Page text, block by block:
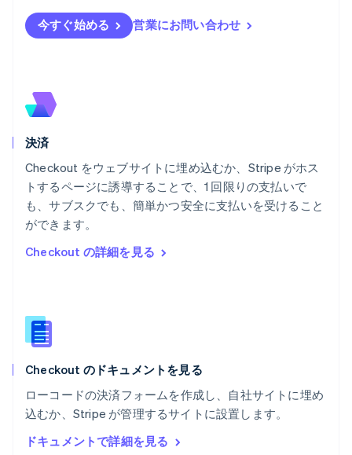
今すぐ始める 営業にお問い合わせ
決済
Checkout をウェブサイトに埋め込むか、Stripe がホス
トするページに誘導することで、1 回限りの支払いで
も、サブスクでも、簡単かつ安全に支払いを受けること
ができます。
Checkout の詳細を見る
Checkout のドキュメントを見る
ローコードの決済フォームを作成し、自社サイトに埋め
込むか、Stripe が管理するサイトに設置します。
ドキュメントで詳細を見る
フィンランド
EnglishSvenska
Français
ブルガリア
ベルギー
ポーランド
English
ポルトガル
Português
English
Español
ラトビア
リトアニア
リヒテンシュタイン
DeutschEnglish
ルーマニア
English